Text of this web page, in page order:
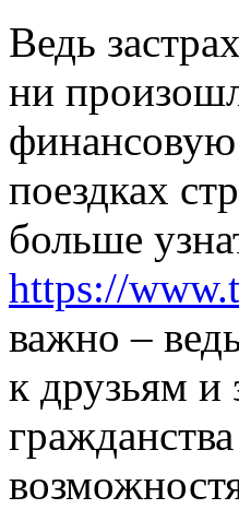
Ведь
ни
поездках
больше
https://
важно –
к друзьям и